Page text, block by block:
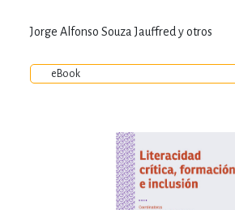
Jorge Alfonso Souza Jauffred y otros
eBook